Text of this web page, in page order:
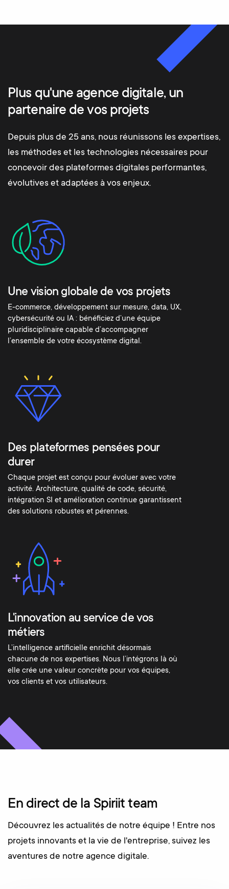
Plus qu'une agence digitale, un
partenaire de vos projets
Depuis plus de 25 ans, nous réunissons les expertises,
les méthodes et les technologies nécessaires pour
concevoir des plateformes digitales performantes,
évolutives et adaptées à vos enjeux.
Une vision globale de vos projets
E-commerce, développement sur mesure, data, UX,
cybersécurité ou IA : bénéficiez d’une équipe
pluridisciplinaire capable d’accompagner
l’ensemble de votre écosystème digital.
Des plateformes pensées pour
durer
Chaque projet est conçu pour évoluer avec votre
activité. Architecture, qualité de code, sécurité,
intégration SI et amélioration continue garantissent
des solutions robustes et pérennes.
L'innovation au service de vos
métiers
L’intelligence artificielle enrichit désormais
chacune de nos expertises. Nous l’intégrons là où
elle crée une valeur concrète pour vos équipes,
vos clients et vos utilisateurs.
En direct de la Spiriit team
Découvrez les actualités de notre équipe ! Entre nos
projets innovants et la vie de l'entreprise, suivez les
aventures de notre agence digitale.